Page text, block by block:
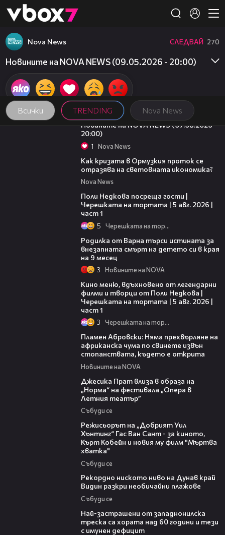
👾
Всички TRENDING Nova News
Nova News СЛЕДВАЙ 270
Новините на NOVA NEWS (09.05.2026 - 20:00)
22:56
Новините на NOVA NEWS (07.08.2026 -
20:00)
1 Nova News
Как кризата в Ормузкия проток се
отразява на световната икономика?
Nova News
Поли Недкова посреща гости |
Черешката на тортата | 5 авг. 2026 |
част 1
5 Черешката на тортата
Родилка от Варна търси истината за
внезапната смърт на детето си в края
на 9 месец
3 Новините на NOVA
Кино меню, вдъхновено от легендарни
филми и творци от Поли Недкова |
Черешката на тортата | 5 авг. 2026 |
част 1
3 Черешката на тортата
Пламен Абровски: Няма прехвърляне на
африканска чума по свинете извън
стопанствата, където е открита
Новините на NOVA
Джесика Прат влиза в образа на
„Норма“ на фестивала „Опера в
Летния театър”
Събуди се
Режисьорът на „Добрият Уил
Хънтинг“ Гас Ван Сант - за киното,
Кърт Кобейн и новия му филм "Мъртва
хватка"
Събуди се
Рекордно ниското ниво на Дунав край
Видин разкри необичайни плажове
Събуди се
Най-застрашени от западнонилска
треска са хората над 60 години и тези
с имунен дефицит